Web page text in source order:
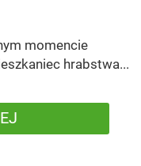
momencie
hrabstwa...